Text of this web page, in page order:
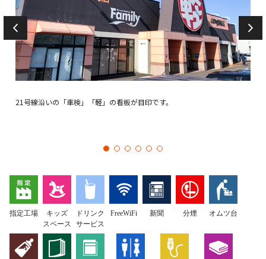
21号線沿いの「車検」「軽」の看板が目印です。
指定工場
キッズ
スペース
ドリンク
サービス
FreeWiFi 新聞 分煙 オムツ台